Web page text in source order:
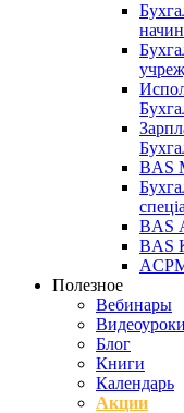
BAS
BAS
BAS
Полезное
Вебинары
Видеоуроки
Блог
Книги
Календарь
Акции